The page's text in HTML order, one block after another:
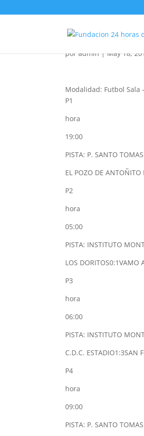
Futbol Sala
poradmin|May 18,
Modalidad: Futbol Sala
P1
hora
19:00
PISTA: P. SANTO
EL POZO DE ANTOÑITO
P2
hora
05:00
PISTA: INSTITUTO
LOS DORITOS0:1VAMO
P3
hora
06:00
PISTA: INSTITUTO
C.D.C. ESTADIO1:3SAN
P4
hora
09:00
PISTA: P. SANTO